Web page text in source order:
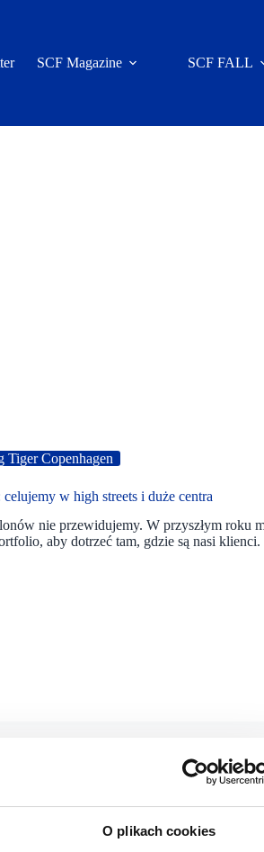
O plikach cookies
SCF Magazine SCF FALL
Tiger Copenhagen
w high streets i duże centra
nie przewidujemy. W przyszłym roku
aby dotrzeć tam, gdzie są nasi